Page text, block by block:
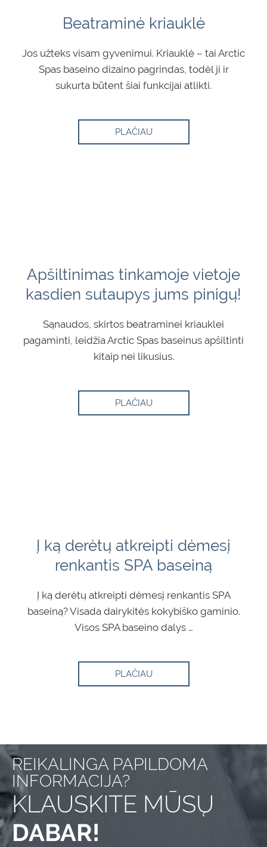
Beatraminė kriauklė
Jos užteks visam gyvenimui. Kriauklė – tai Arctic
Spas baseino dizaino pagrindas, todėl ji ir
sukurta būtent šiai funkcijai atlikti.
PLAČIAU
Apšiltinimas tinkamoje vietoje
kasdien sutaupys jums pinigų!
Sąnaudos, skirtos beatraminei kriauklei
pagaminti, leidžia Arctic Spas baseinus apšiltinti
kitaip nei likusius.
PLAČIAU
Į ką derėtų atkreipti dėmesį
renkantis SPA baseiną
Į ką derėtų atkreipti dėmesį renkantis SPA
baseiną? Visada dairykitės kokybiško gaminio.
Visos SPA baseino dalys …
PLAČIAU
REIKALINGA PAPILDOMA
INFORMACIJA?
KLAUSKITE MŪSŲ
DABAR!